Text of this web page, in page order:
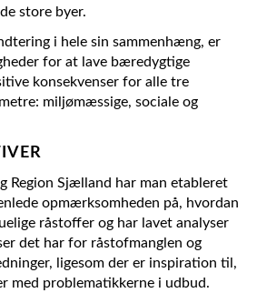
store byer.
i hele sin sammenhæng, er
for at lave bæredygtige
konsekvenser for alle tre
miljømæssige, sociale og
Region Sjælland har man etableret
opmærksomheden på, hvordan
råstoffer og har lavet analyser
det har for råstofmanglen og
ligesom der er inspiration til,
med problematikkerne i udbud.